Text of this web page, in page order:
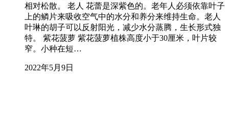
相对松散。 老人 花蕾是深紫色的。老年人必须依靠叶子
上的鳞片来吸收空气中的水分和养分来维持生命。老人
叶琳的胡子可以反射阳光，减少水分蒸腾，生长形式独
特。 紫花菠萝 紫花菠萝植株高度小于30厘米，叶片较
窄。小种在短…
2022年5月9日